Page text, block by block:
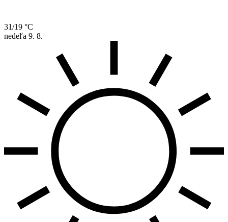
31/19 °C
nedeľa 9. 8.